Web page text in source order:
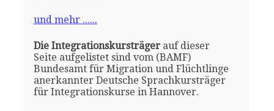
und mehr ......
Die Integrationskursträgerauf dieser
Seite aufgelistet sind vom (BAMF)
Bundesamt für Migration und Flüchtlinge
anerkannter Deutsche Sprachkursträger
für Integrationskurse in Hannover.